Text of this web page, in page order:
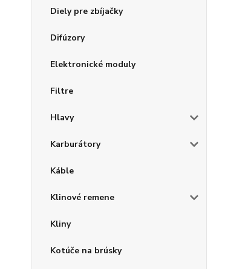
Diely pre zbíjačky
Difúzory
Elektronické moduly
Filtre
Hlavy
Karburátory
Káble
Klinové remene
Kliny
Kotúče na brúsky